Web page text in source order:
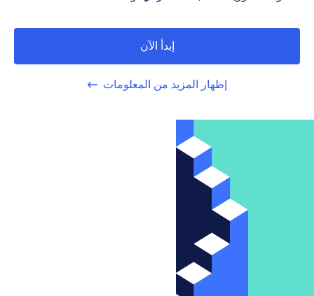
إبدأ الآن
إظهار المزيد من المعلومات